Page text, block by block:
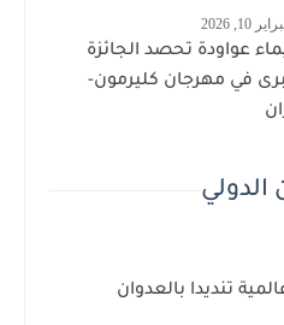
10, 2026
عواودة تحصد الجائزة
في مهرجان كليرمون-
تنديدا بالعدوان